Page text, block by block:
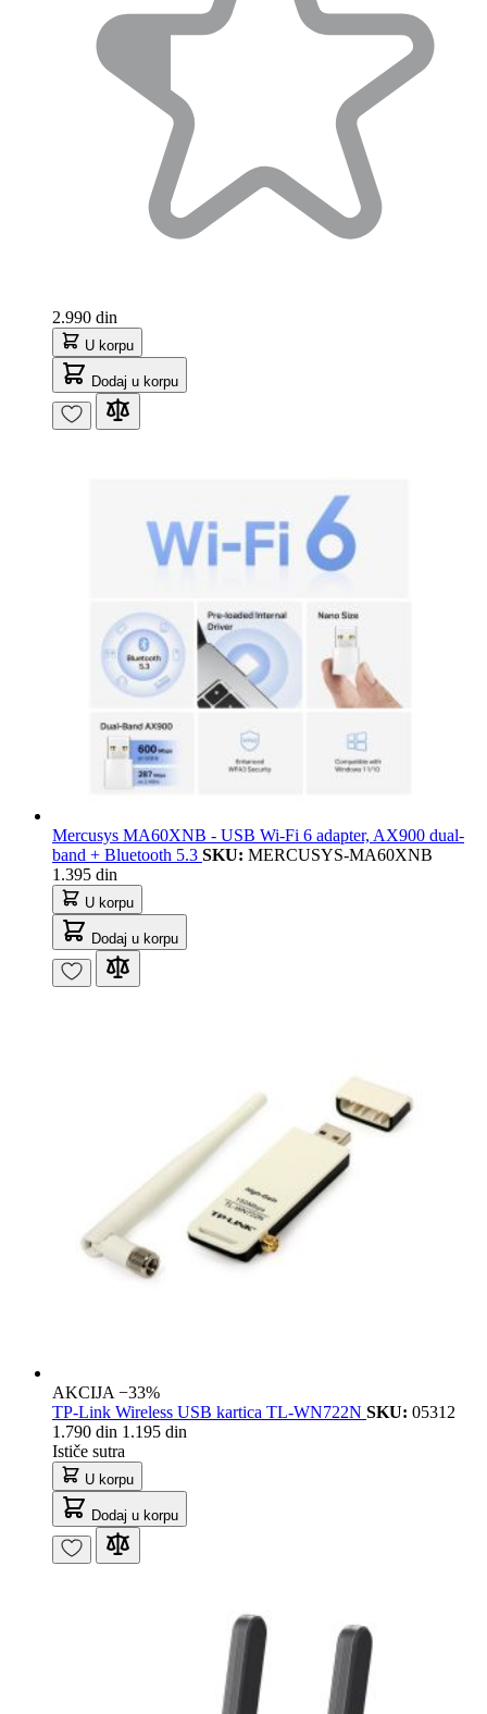
2.990 din
U korpu
Dodaj u korpu
Mercusys MA60XNB - USB Wi-Fi 6 adapter, AX900 dual-
band + Bluetooth 5.3 SKU: MERCUSYS-MA60XNB
1.395 din
U korpu
Dodaj u korpu
AKCIJA −33%
TP-Link Wireless USB kartica TL-WN722N SKU: 05312
1.790 din 1.195 din
Ističe sutra
U korpu
Dodaj u korpu